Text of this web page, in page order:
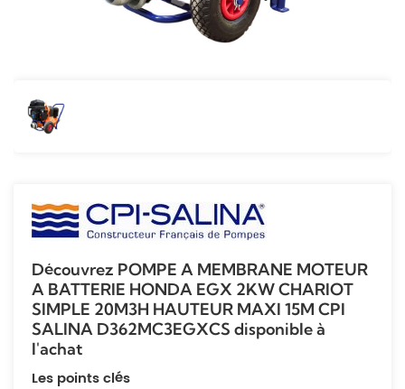
Découvrez POMPE A MEMBRANE MOTEUR
A BATTERIE HONDA EGX 2KW CHARIOT
SIMPLE 20M3H HAUTEUR MAXI 15M CPI
SALINA D362MC3EGXCS disponible à
l'achat
Les points clés